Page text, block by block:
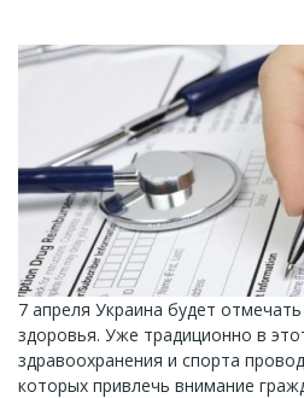
7 апреля Украина будет
здоровья. Уже традиционно в
здравоохранения и спорта
которых привлечь внимание